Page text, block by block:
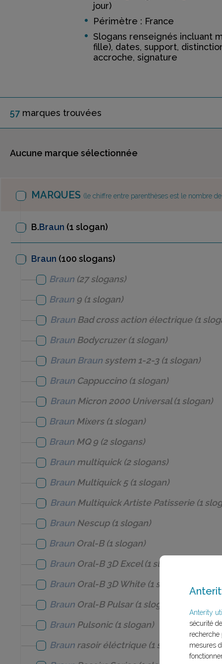
jour)
Périmètre : France
Slogans renseignés incluant
fille), dates, support,
accroche, signature
57 marques trouvées
Aucune marque sélectionnée
MARQUES (le chiffre entre parenthèses est le nombre
B.Braun (1 slogan)
Braun (100 slogans)
Braun (27 slogans)
Braun 9(1 slogan)
Braun Bad cross action électrique(1
Braun Bodycruzer(1 slogan)
Braun Braunsystem 1-2-3(1 slogan)
Braun Cappuccino(1 slogan)
Braun Micron 2000 Universal(1 slogan)
Braun Mixers(1 slogan)
Braun MQ 9 (2 slogans)
Braun multiquick(2 slogans)
Braun Multiquick 5(1 slogan)
Braun Multiquick Artiste Patisserie(1
Braun Nescup(1 slogan)
Braun Oral-B(1 slogan)
Braun Oral-B 3D Excel(1 slogan)
Braun Oral-B 3D White(1 slogan)
Braun Oral-B Pulsar(1 slogan)
Braun Pulsonic(1 slogan)
Braun rasoir éléctrique(1 slogan)
Anterity
sécurité
recherche
mesures